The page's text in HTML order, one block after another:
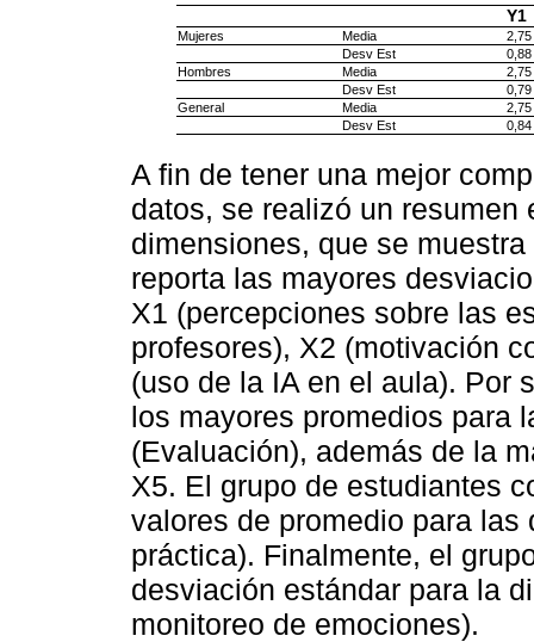
Y1
Mujeres Media
2,75
Desv Est
0,88
Hombres
Media
2,75
Desv Est
0,79
General
Media
2,75
Desv Est
0,84
A fin de tener una mejor
datos, se realizó un
dimensiones, que se
reporta las mayores
X1 (percepciones sobre las
profesores), X2 (motivación
(uso de la IA en el aula). Por
los mayores promedios para
(Evaluación), además de la
X5. El grupo de estudiantes
valores de promedio para
práctica). Finalmente, el
desviación estándar para la
monitoreo de emociones).